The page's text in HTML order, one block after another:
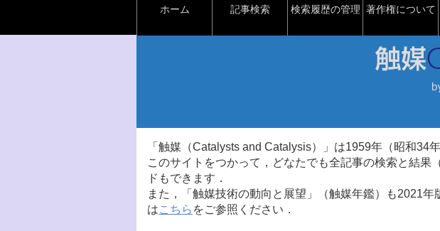
ホーム 記事検索 検索履歴の管理 著作権について
「触媒（Catalysts and Catalysis）」は1959年（昭和34
このサイトをつかって，どなたでも全記事の検索と結
ドもできます．
また，「触媒技術の動向と展望」（触媒年鑑）も2021
はこちら をご参照ください．